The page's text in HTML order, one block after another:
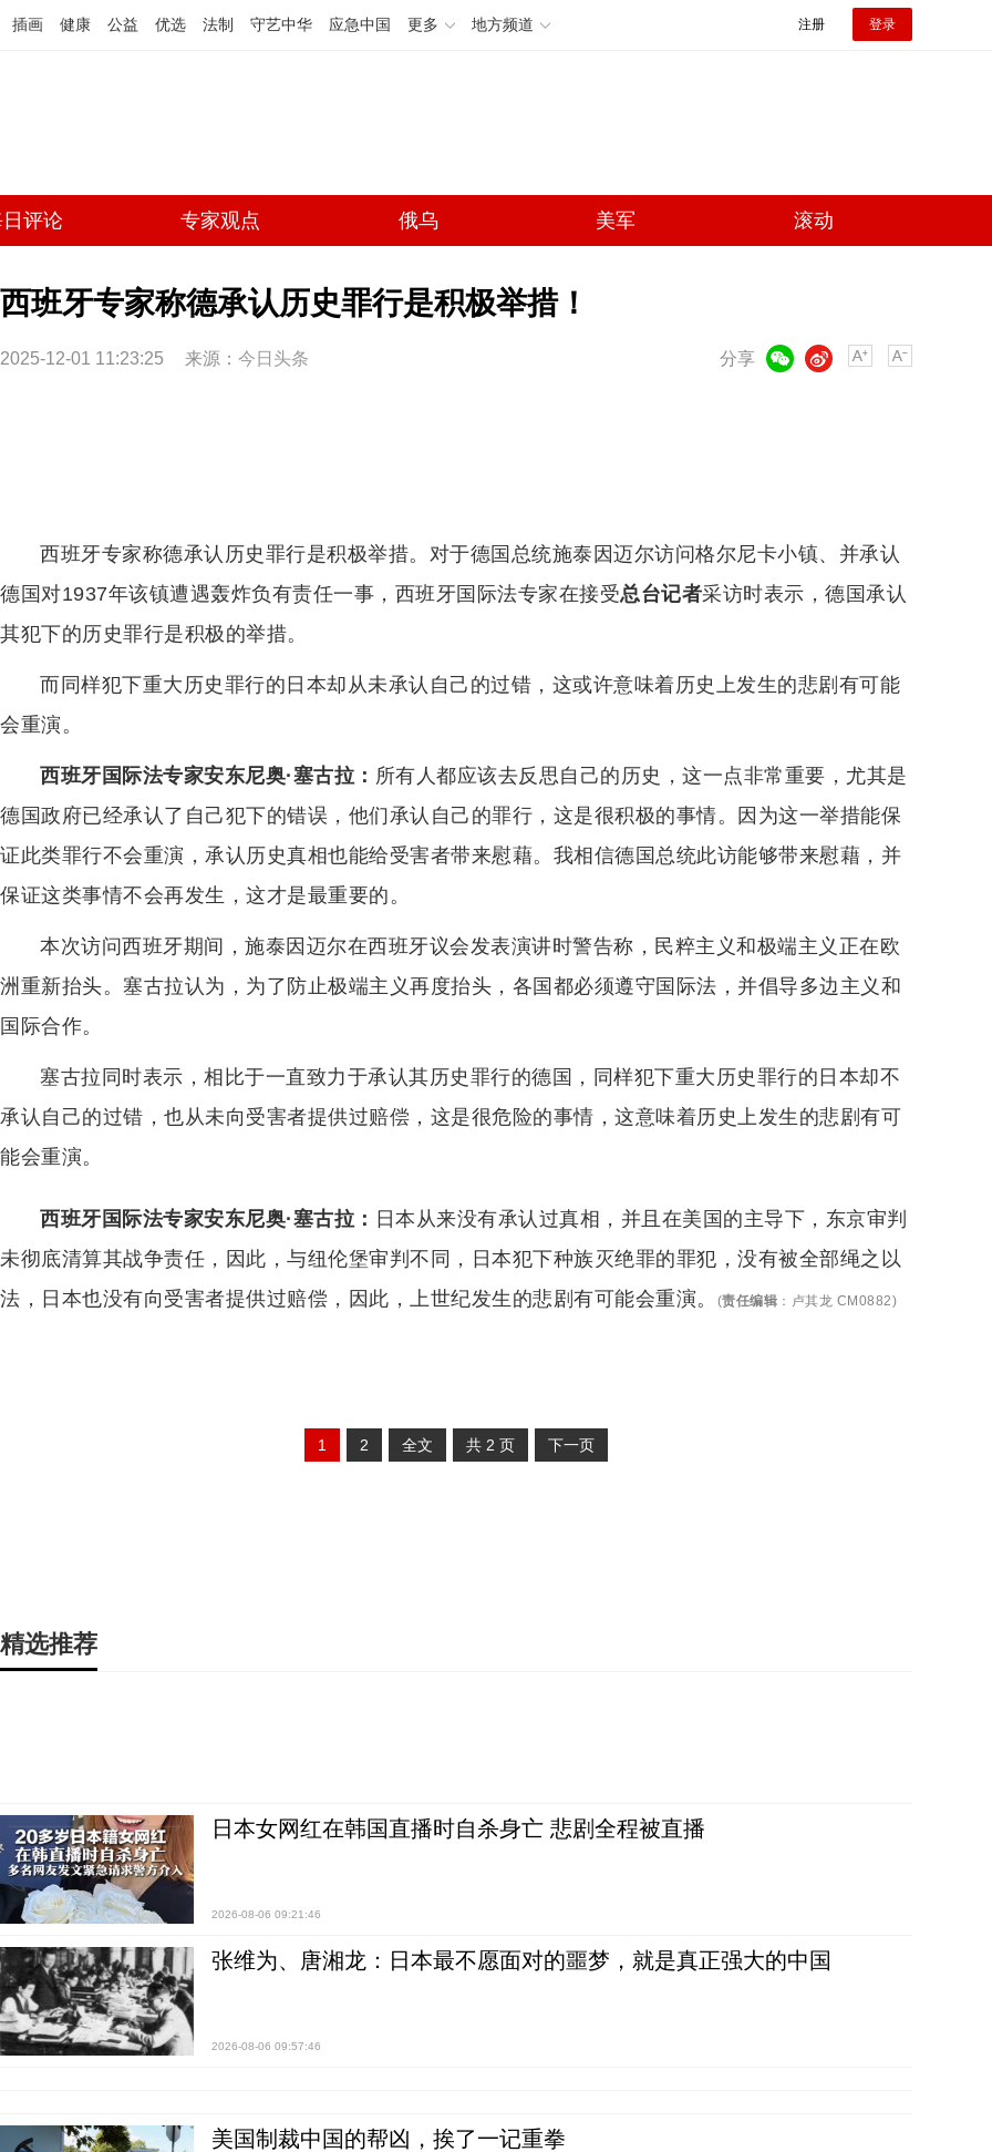
插画 健康 公益 优选 法制 守艺中华 应急中国 更多 地方频道 注册 登录
评论 专家观点 俄乌 美军 滚动
西班牙专家称德承认历史罪行是积极举措！
2025-12-01 11:23:25 来源： 今日头条 分享
微博
西班牙专家称德承认历史罪行是积极举措。对于德国总统施泰因迈尔访问格尔尼卡小镇、并承认
德国对1937年该镇遭遇轰炸负有责任一事，西班牙国际法专家在接受总台记者采访时表示，德国承认
其犯下的历史罪行是积极的举措。
而同样犯下重大历史罪行的日本却从未承认自己的过错，这或许意味着历史上发生的悲剧有可能
会重演。
西班牙国际法专家安东尼奥·塞古拉： 所有人都应该去反思自己的历史，这一点非常重要，尤其是
德国政府已经承认了自己犯下的错误，他们承认自己的罪行，这是很积极的事情。因为这一举措能保
证此类罪行不会重演，承认历史真相也能给受害者带来慰藉。我相信德国总统此访能够带来慰藉，并
保证这类事情不会再发生，这才是最重要的。
本次访问西班牙期间，施泰因迈尔在西班牙议会发表演讲时警告称，民粹主义和极端主义正在欧
洲重新抬头。塞古拉认为，为了防止极端主义再度抬头，各国都必须遵守国际法，并倡导多边主义和
国际合作。
塞古拉同时表示，相比于一直致力于承认其历史罪行的德国，同样犯下重大历史罪行的日本却不
承认自己的过错，也从未向受害者提供过赔偿，这是很危险的事情，这意味着历史上发生的悲剧有可
能会重演。
西班牙国际法专家安东尼奥·塞古拉： 日本从来没有承认过真相，并且在美国的主导下，东京审判
未彻底清算其战争责任，因此，与纽伦堡审判不同，日本犯下种族灭绝罪的罪犯，没有被全部绳之以
法，日本也没有向受害者提供过赔偿，因此，上世纪发生的悲剧有可能会重演。
(责任编辑 ： 卢其龙 CM0882)
1 2 全文 共 2 页 下一页
精选推荐
日本女网红在韩国直播时自杀身亡 悲剧全程被直播
2026-08-06 09:21:46
张维为、唐湘龙：日本最不愿面对的噩梦，就是真正强大的中国
2026-08-06 09:57:46
美国制裁中国的帮凶，挨了一记重拳